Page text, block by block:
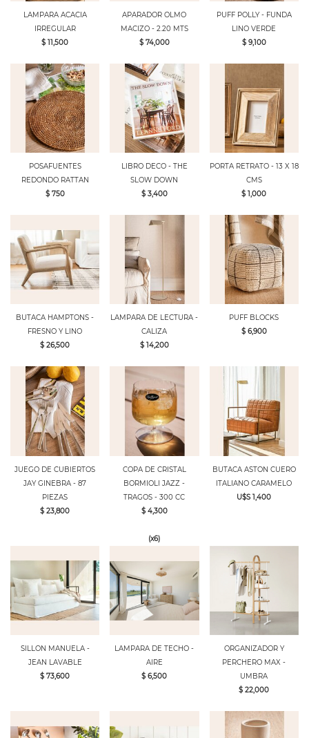
LAMPARA ACACIA
IRREGULAR
$ 11,500
APARADOR OLMO
MACIZO - 2.20 MTS
$ 74,000
PUFF POLLY - FUNDA
LINO VERDE
$ 9,100
POSAFUENTES
REDONDO RATTAN
$ 750
LIBRO DECO - THE
SLOW DOWN
$ 3,400
PORTA RETRATO - 13 X 18
CMS
$ 1,000
BUTACA HAMPTONS -
FRESNO Y LINO
$ 26,500
LAMPARA DE LECTURA -
CALIZA
$ 14,200
PUFF BLOCKS
$ 6,900
JUEGO DE CUBIERTOS
JAY GINEBRA - 87
PIEZAS
$ 23,800
COPA DE CRISTAL
BORMIOLI JAZZ -
TRAGOS - 300 CC
$ 4,300
(x6)
BUTACA ASTON CUERO
ITALIANO CARAMELO
U$S 1,400
SILLON MANUELA -
JEAN LAVABLE
$ 73,600
LAMPARA DE TECHO -
AIRE
$ 6,500
ORGANIZADOR Y
PERCHERO MAX -
UMBRA
$ 22,000